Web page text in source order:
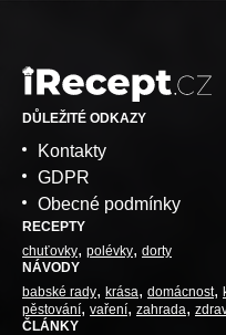
DŮLEŽITÉ ODKAZY
Kontakty
GDPR
Obecné podmínky
RECEPTY
chuťovky polévky dorty
NÁVODY
babské rady
krása domácnost
pěstování vaření zahrada
ČLÁNKY